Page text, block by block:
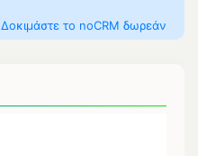
Δοκιμάστε το noCRM δωρεάν